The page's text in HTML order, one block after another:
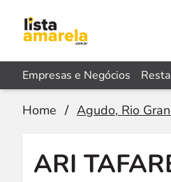
Empresas e Negócios
Home / Agudo, Rio
ARI